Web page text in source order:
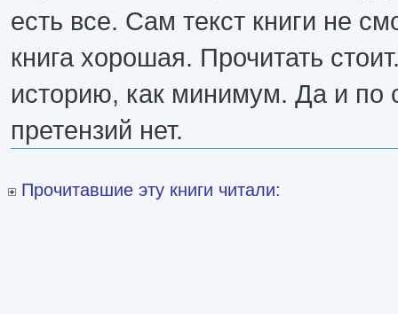
есть все. Сам текст книги не
книга хорошая. Прочитать
историю, как минимум. Да и по
претензий нет.
Прочитавшие эту книги читали: